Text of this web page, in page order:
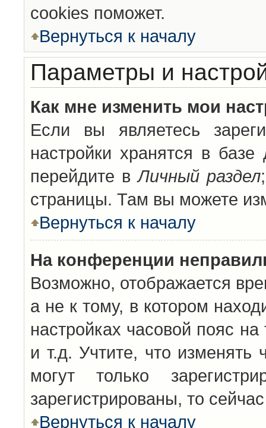
cookies поможет.
Вернуться к началу
Параметры и
Как мне изменить мои
Если вы являетесь
настройки хранятся в
перейдите вЛичный раздел
страницы. Там вы можете
Вернуться к началу
На конференции
Возможно, отображается
а не к тому, в котором
настройках часовой пояс
и т.д. Учтите, что изменять
могут только
зарегистрированы, то
Вернуться к началу